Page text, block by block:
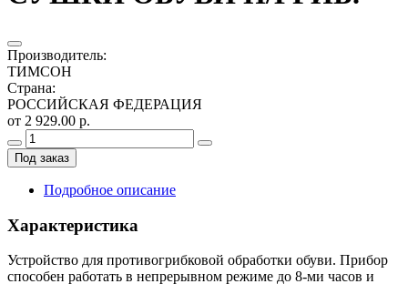
Производитель:
ТИМСОН
Страна:
РОССИЙСКАЯ ФЕДЕРАЦИЯ
от 2 929.00 р.
Под заказ
Подробное описание
Характеристика
Устройство для противогрибковой обработки обуви. Прибор
способен работать в непрерывном режиме до 8-ми часов и